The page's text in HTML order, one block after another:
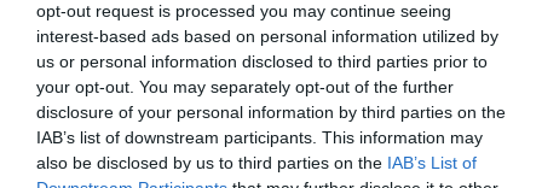
opt-out request is processed you may continue seeing
interest-based ads based on personal information utilized by
us or personal information disclosed to third parties prior to
your opt-out. You may separately opt-out of the further
disclosure of your personal information by third parties on the
IAB’s list of downstream participants. This information may
also be disclosed by us to third parties on the IAB’s List of
Παρακαλώ Περιμένετε...